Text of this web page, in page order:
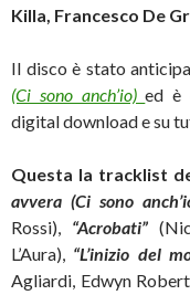
Killa, Francesco De
Il disco è stato
(Ci sono anch’io)ed è
digital download e su
Questa la tracklist
avvera (Ci sono
Rossi), “Acrobati”
L’Aura), “L’inizio del
Agliardi, Edwyn